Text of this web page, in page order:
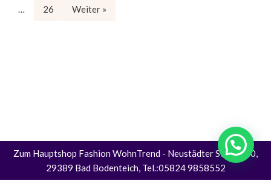
… 26 Weiter »
Zum Hauptshop Fashion WohnTrend - Neustädter Straße 30,
29389 Bad Bodenteich, Tel.:05824 9858552